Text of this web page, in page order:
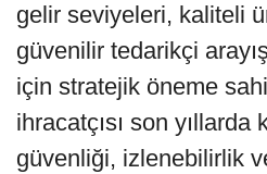
gelir seviyeleri, kaliteli
güvenilir tedarikçi
için stratejik öneme
ihracatçısı son yıllarda
güvenliği, izlenebilirlik